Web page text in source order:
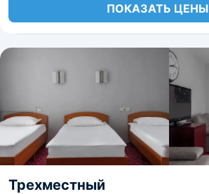
ПОКАЗАТЬ ЦЕНЫ
Трехместный